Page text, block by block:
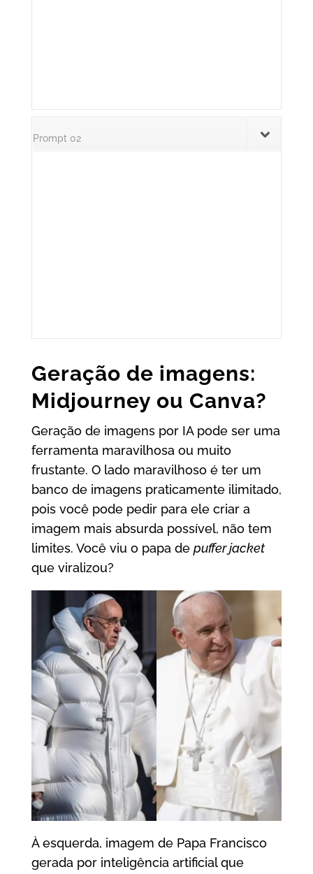
Prompt 02
Geração de imagens:
Midjourney ou Canva?
Geração de imagens por IA pode ser uma
ferramenta maravilhosa ou muito
frustante. O lado maravilhoso é ter um
banco de imagens praticamente ilimitado,
pois você pode pedir para ele criar a
imagem mais absurda possível, não tem
limites. Você viu o papa de puffer jacket
que viralizou?
À esquerda, imagem de Papa Francisco
gerada por inteligência artificial que